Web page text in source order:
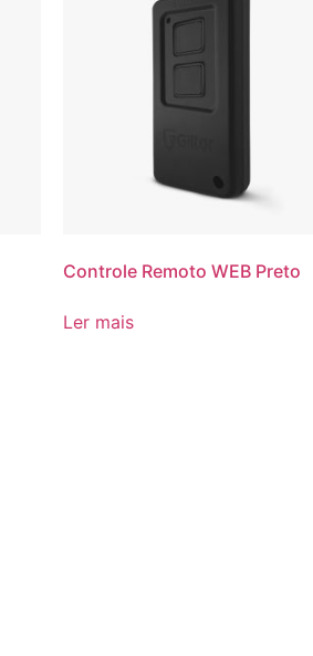
Controle Remoto WEB Preto
Ler mais